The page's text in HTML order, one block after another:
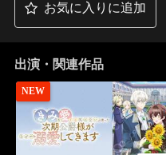
お気に入りに追加
出演・関連作品
NEW